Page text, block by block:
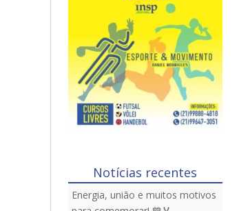
Notícias recentes
Energia, união e muitos motivos